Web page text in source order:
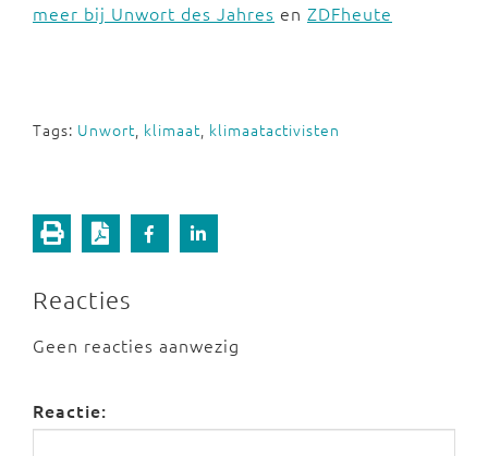
meer bij Unwort des Jahres en ZDFheute
Tags: Unwort, klimaat, klimaatactivisten
Reacties
Geen reacties aanwezig
Reactie: